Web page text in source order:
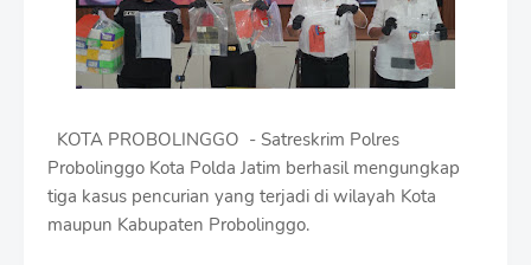
KOTA PROBOLINGGO - Satreskrim Polres
Probolinggo Kota Polda Jatim berhasil mengungkap
tiga kasus pencurian yang terjadi di wilayah Kota
maupun Kabupaten Probolinggo.
n
D
e
s